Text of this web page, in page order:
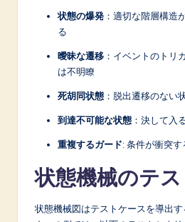
状態の爆発 ：適切な階層構造
る
曖昧な遷移 ：イベントのトリ
は不明瞭
死胡同状態 ：脱出遷移のない
到達不可能な状態 ：決して入
重複するガード: 条件が衝突
状態機械のテス
状態機械図はテストケースを導出